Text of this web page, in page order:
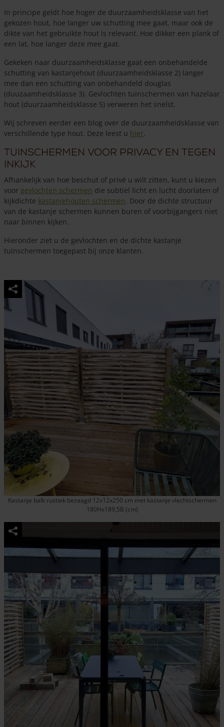
In principe geldt hoe hoger de duurzaamheidsklasse van het
gekozen hout, hoe langer uw schutting mee gaat, maar ook de
dikte van het gebruikte hout is relevant. Hoe dikker een plank of
een lat, hoe langer deze mee gaat.
Gekeken naar duurzaamheidsklasse gaat een onbehandelde
schutting van kastanjehout (duurzaamheidsklasse 2) langer
mee dan een schutting van onbehandeld douglas
(duuzaamheidsklasse 3). Gevlochten tuinschermen van hazelaar
hout (duurzaamheidsklasse 5) verweren het snelst.
Wij schreven eerder een blog over de duurzaamheidsklasse van
verschillende type hout. Deze leest u hier.
Tuinschermen voor privacy en tegen
inkijk
Afhankelijk van hoe beschut of privé u wilt zitten, kunt u kiezen
voor gevlochten schermen die subtiel licht en lucht doorlaten of
kijkdichte kastanjehouten schermen. Door de dichte structuur
van de kastanje schermen kunnen buren of voorbijgangers niet
naar binnen kijken.
Hieronder ziet u de gevlochten en de dichte kastanje
tuinschermen toegepast bij onze klanten.
Kastanje balk rustiek bezaagd 12x12x250 cm met kastanje vlechtschermen
180Hx189,5B (cm)